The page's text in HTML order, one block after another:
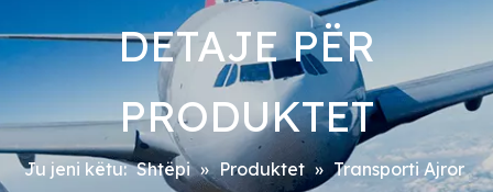
DETAJE PËR
PRODUKTET
Ju jeni këtu: Shtëpi » Produktet » Transporti Ajror